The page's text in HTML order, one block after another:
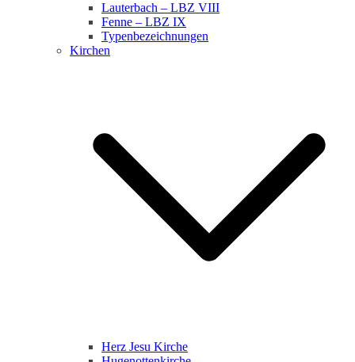
Lauterbach – LBZ VIII
Fenne – LBZ IX
Typenbezeichnungen
Kirchen
Herz Jesu Kirche